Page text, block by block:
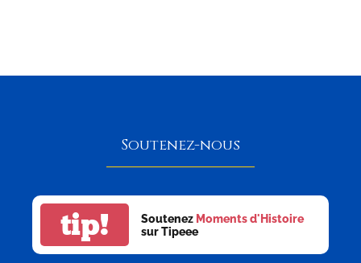
Soutenez-nous
tip! Soutenez Moments d'Histoire
sur Tipeee